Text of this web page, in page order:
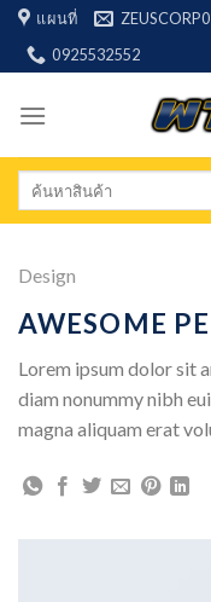
Skip
content
แผนที่
0925532552
Search
Design
AWESOME
Lorem ipsum dolor sit
diam nonummy nibh
magna aliquam erat